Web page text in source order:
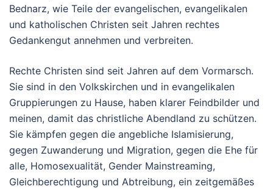
Bednarz, wie Teile der evangelischen, evangelikalen
und katholischen Christen seit Jahren rechtes
Gedankengut annehmen und verbreiten.
Rechte Christen sind seit Jahren auf dem Vormarsch.
Sie sind in den Volkskirchen und in evangelikalen
Gruppierungen zu Hause, haben klarer Feindbilder und
meinen, damit das christliche Abendland zu schützen.
Sie kämpfen gegen die angebliche Islamisierung,
gegen Zuwanderung und Migration, gegen die Ehe für
alle, Homosexualität, Gender Mainstreaming,
Gleichberechtigung und Abtreibung, ein zeitgemäßes